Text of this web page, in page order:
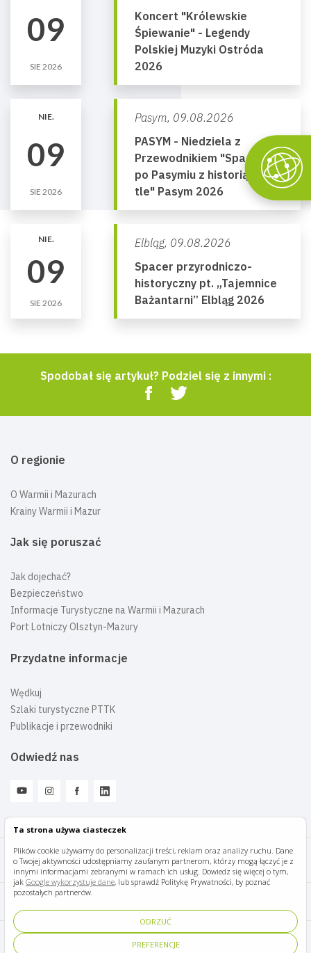
Ta strona używa ciasteczek
Plików cookie używamy do personalizacji treści, reklam oraz analizy ruchu. Dane
o Twojej aktywności udostępniamy zaufanym partnerom, którzy mogą łączyć je z
innymi informacjami zebranymi w ramach ich usług. Dowiedz się więcej o tym,
jak Google wykorzystuje dane, lub sprawdź Politykę Prywatności, by poznać
pozostałych partnerów.
ODRZUĆ
PREFERENCJE
09
SIE 2026
Koncert "Królewskie
Śpiewanie" - Legendy
Polskiej Muzyki Ostróda
2026
NIE.
09
SIE 2026
Pasym, 09.08.2026
PASYM - Niedziela z
Przewodnikiem "Spacery
po Pasymiu z historią w
tle" Pasym 2026
NIE.
09
SIE 2026
Elbląg, 09.08.2026
Spacer przyrodniczo-
historyczny pt. „Tajemnice
Bażantarni” Elbląg 2026
Spodobał się artykuł? Podziel się z innymi :
O regionie
O Warmii i Mazurach
Krainy Warmii i Mazur
Jak się poruszać
Jak dojechać?
Bezpieczeństwo
Informacje Turystyczne na Warmii i Mazurach
Port Lotniczy Olsztyn-Mazury
Przydatne informacje
Wędkuj
Szlaki turystyczne PTTK
Publikacje i przewodniki
Odwiedź nas
Mazury Travel © 2026
Polityka prywatności